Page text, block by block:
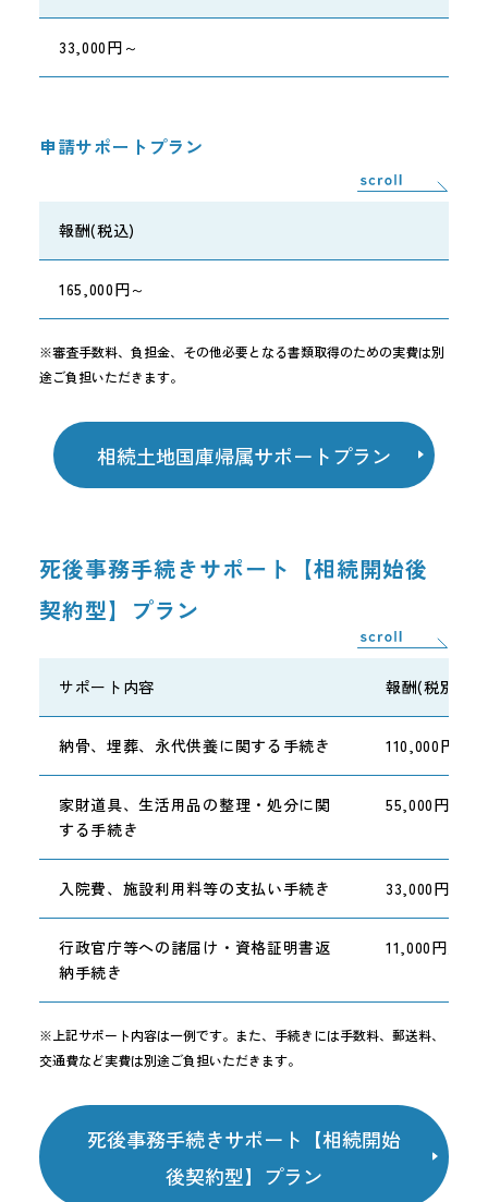
33,000円～
申請サポートプラン
報酬(税込)
165,000円～
※審査手数料、負担金、その他必要となる書類取得のための実費は別
途ご負担いただきます。
相続土地国庫帰属サポートプラン
死後事務手続きサポート【相続開始後
契約型】プラン
サポート内容 報酬(税別)
納骨、埋葬、永代供養に関する手続き 110,000円～
家財道具、生活用品の整理・処分に関
する手続き
55,000円～
入院費、施設利用料等の支払い手続き 33,000円／件
行政官庁等への諸届け・資格証明書返
納手続き
11,000円／件
※上記サポート内容は一例です。また、手続きには手数料、郵送料、
交通費など実費は別途ご負担いただきます。
死後事務手続きサポート【相続開始
後契約型】プラン